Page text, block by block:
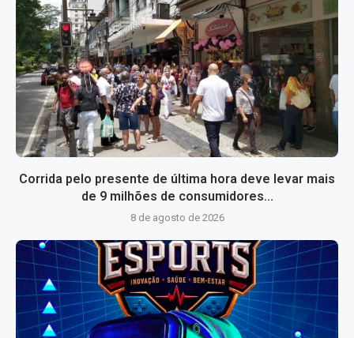
Corrida pelo presente de última hora deve levar mais
de 9 milhões de consumidores...
8 de agosto de 2026